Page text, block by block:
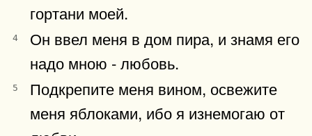
гортани моей.
4
Он ввел меня в дом пира, и знамя его
надо мною - любовь.
5
Подкрепите меня вином, освежите
меня яблоками, ибо я изнемогаю от